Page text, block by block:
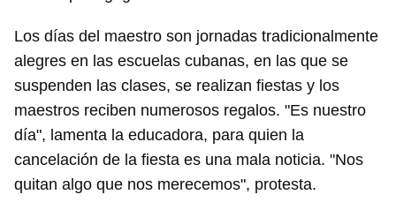
iniciar sesión con tu cuenta de 14ymedio.
INICIAR SESIÓN
Los días del maestro son jornadas tradicionalmente
alegres en las escuelas cubanas, en las que se
suspenden las clases, se realizan fiestas y los
maestros reciben numerosos regalos. "Es nuestro
día", lamenta la educadora, para quien la
cancelación de la fiesta es una mala noticia. "Nos
quitan algo que nos merecemos", protesta.